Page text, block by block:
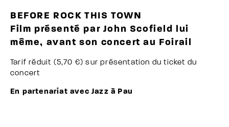
BEFORE ROCK THIS TOWN
Film présenté par John Scofield lui
même, avant son concert au Foirail
Tarif réduit (5,70 €) sur présentation du ticket du
concert
En partenariat avec Jazz à Pau